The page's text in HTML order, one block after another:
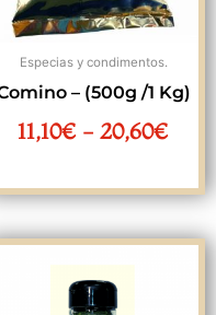
Especias y condimentos.
– (500g /1 Kg)
11,10€ - 20,60€